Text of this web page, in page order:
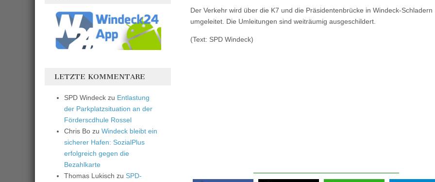
Der Verkehr wird über die K7 und die Präsidentenbrücke in Windeck-Schladern
umgeleitet. Die Umleitungen sind weiträumig ausgeschildert.
(Text: SPD Windeck)
LETZTE KOMMENTARE
SPD Windeck zu Entlastung
der Parkplatzsituation an der
Förderscdhule Rossel
Chris Bo zu Windeck bleibt ein
sicherer Hafen: SozialPlus
erfolgreich gegen die
Bezahlkarte
Thomas Lukisch zu SPD-